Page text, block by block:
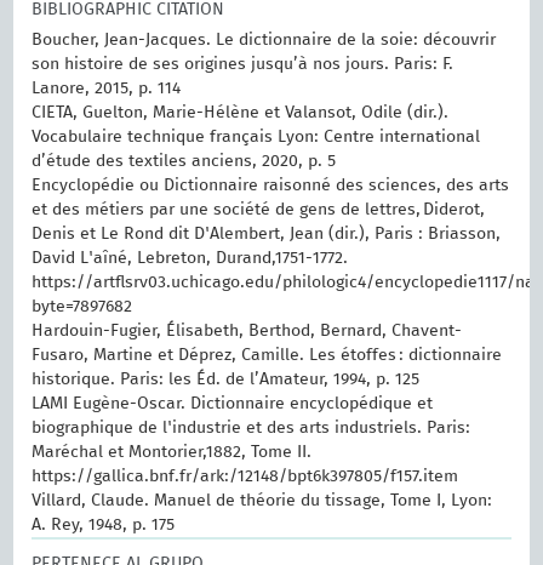
BIBLIOGRAPHIC CITATION
Boucher, Jean-Jacques. Le dictionnaire de la soie: découvrir
son histoire de ses origines jusqu’à nos jours. Paris: F.
Lanore, 2015, p. 114
CIETA, Guelton, Marie-Hélène et Valansot, Odile (dir.).
Vocabulaire technique français Lyon: Centre international
d’étude des textiles anciens, 2020, p. 5
Encyclopédie ou Dictionnaire raisonné des sciences, des arts
et des métiers par une société de gens de lettres, Diderot,
Denis et Le Rond dit D'Alembert, Jean (dir.), Paris : Briasson,
David L'aîné, Lebreton, Durand,1751-1772.
https://artflsrv03.uchicago.edu/philologic4/encyclopedie1117/
byte=7897682
Hardouin-Fugier, Élisabeth, Berthod, Bernard, Chavent-
Fusaro, Martine et Déprez, Camille. Les étoffes : dictionnaire
historique. Paris: les Éd. de l’Amateur, 1994, p. 125
LAMI Eugène-Oscar. Dictionnaire encyclopédique et
biographique de l'industrie et des arts industriels. Paris:
Maréchal et Montorier,1882, Tome II.
https://gallica.bnf.fr/ark:/12148/bpt6k397805/f157.item
Villard, Claude. Manuel de théorie du tissage, Tome I, Lyon:
A. Rey, 1948, p. 175